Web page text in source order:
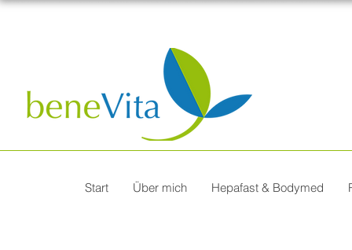
Start Über mich Hepafast & Bodymed